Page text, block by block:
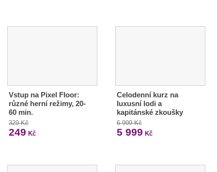
Vstup na Pixel Floor:
různé herní režimy, 20-
60 min.
329 Kč
249 Kč
Celodenní kurz na
luxusní lodi a
kapitánské zkoušky
6 999 Kč
5 999 Kč